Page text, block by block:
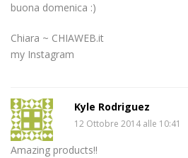
buona domenica :)
Chiara ~ CHIAWEB.it
my Instagram
Kyle Rodriguez
12 Ottobre 2014 alle 10:41
Amazing products!!